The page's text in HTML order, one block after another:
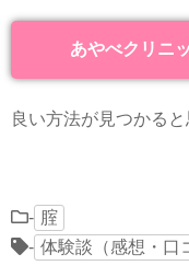
あやべクリニ
良い方法が見つかると
- 腟
- 体験談（感想・口